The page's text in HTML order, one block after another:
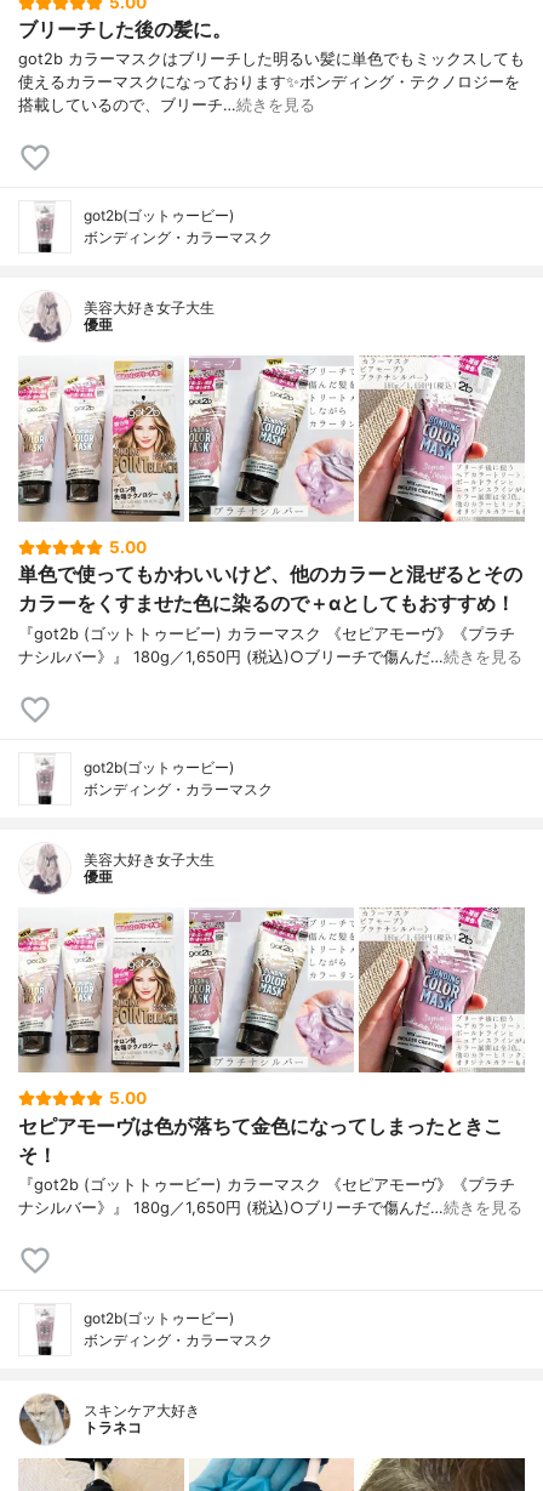
ブリーチした後の髪に。
got2b カラーマスクはブリーチした明るい髪に単色でもミックスしても
使えるカラーマスクになっております✨ボンディング・テクノロジーを
搭載しているので、ブリーチ…続きを見る
got2b(ゴットゥービー)
ボンディング・カラーマスク
美容大好き女子大生
優亜
5.00
単色で使ってもかわいいけど、他のカラーと混ぜるとその
カラーをくすませた色に染るので＋‪α‬としてもおすすめ！
『got2b (ゴットトゥービー) カラーマスク 《セピアモーヴ》《プラチ
ナシルバー》』 180g／1,650円 (税込)○ブリーチで傷んだ…続きを見る
got2b(ゴットゥービー)
ボンディング・カラーマスク
美容大好き女子大生
優亜
5.00
セピアモーヴは色が落ちて金色になってしまったときこ
そ！
『got2b (ゴットトゥービー) カラーマスク 《セピアモーヴ》《プラチ
ナシルバー》』 180g／1,650円 (税込)○ブリーチで傷んだ…続きを見る
got2b(ゴットゥービー)
ボンディング・カラーマスク
スキンケア大好き
トラネコ